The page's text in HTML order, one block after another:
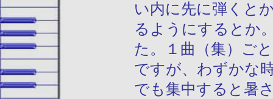
い内に先に弾くと
るようにするとか
た。１曲（集）ご
ですが、わずかな
でも集中すると暑